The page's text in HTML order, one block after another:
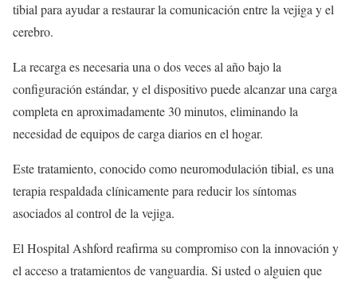
tibial para ayudar a restaurar la comunicación entre la vejiga y el
cerebro.
La recarga es necesaria una o dos veces al año bajo la
configuración estándar, y el dispositivo puede alcanzar una carga
completa en aproximadamente 30 minutos, eliminando la
necesidad de equipos de carga diarios en el hogar.
Este tratamiento, conocido como neuromodulación tibial, es una
terapia respaldada clínicamente para reducir los síntomas
asociados al control de la vejiga.
El Hospital Ashford reafirma su compromiso con la innovación y
el acceso a tratamientos de vanguardia. Si usted o alguien que